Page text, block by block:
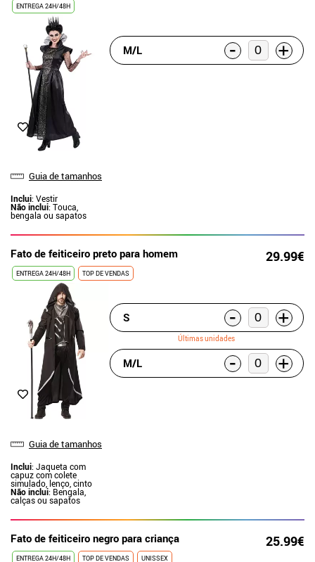
ENTREGA 24H/48H
Guia de tamanhos
Inclui: Vestir
Não inclui: Touca,
bengala ou sapatos
M/L - +
Fato de feiticeiro preto para homem 29.99€
ENTREGA 24H/48H TOP DE VENDAS
Guia de tamanhos
Inclui: Jaqueta com
capuz com colete
simulado, lenço, cinto
Não inclui: Bengala,
calças ou sapatos
S - +
Últimas unidades
M/L - +
Fato de feiticeiro negro para criança 25.99€
ENTREGA 24H/48H TOP DE VENDAS UNISSEX